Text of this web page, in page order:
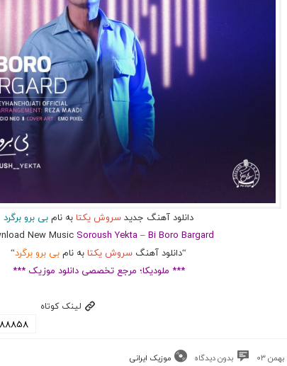
دانلود آهنگ جدیدسروش یکتابه نامبی برو برگرد
New MusicSoroush Yekta–Bi Boro Bargard
“دانلود آهنگ سروش یکتابه نامبی برو برگرد“
*** ملودیکا؛ مرجع تخصصی دانلود موزیک ***
لینک کوتاه
بدون دیدگاه موزیک ایرانی